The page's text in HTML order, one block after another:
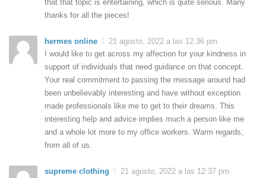
that that topic is entertaining, which is quite serious. Many
thanks for all the pieces!
hermes online
21 agosto, 2022 a las 12:36 pm
I would like to get across my affection for your kindness in
support of individuals that need guidance on that concept.
Your real commitment to passing the message around had
been unbelievably interesting and have without exception
made professionals like me to get to their dreams. This
interesting help and advice implies much a person like me
and a whole lot more to my office workers. Warm regards;
from all of us.
supreme clothing
21 agosto, 2022 a las 12:37 pm